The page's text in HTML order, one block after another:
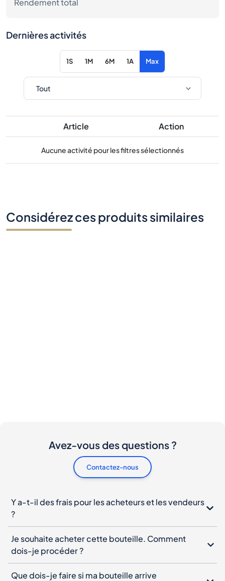
Dernières activités
1S 1M 6M 1A Max
Article Action
Aucune activité pour les filtres sélectionnés
Considérez ces produits similaires
Avez-vous des questions ?
Contactez-nous
Y a-t-il des frais pour les acheteurs et les vendeurs
?
Je souhaite acheter cette bouteille. Comment
dois-je procéder ?
Que dois-je faire si ma bouteille arrive